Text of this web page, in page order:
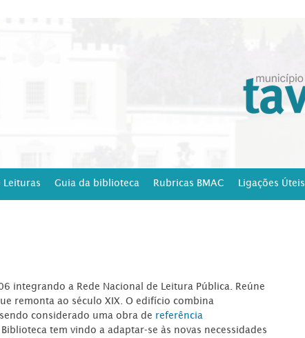
Leituras Guia da biblioteca Rubricas BMAC Ligações Úteis
integrando a Rede Nacional de Leitura Pública. Reúne
remonta ao século XIX. O edifício combina
considerado uma obra de referência
tem vindo a adaptar-se às novas necessidades